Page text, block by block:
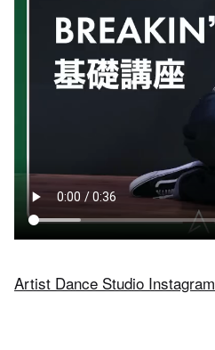
Artist Dance Studio Instagram